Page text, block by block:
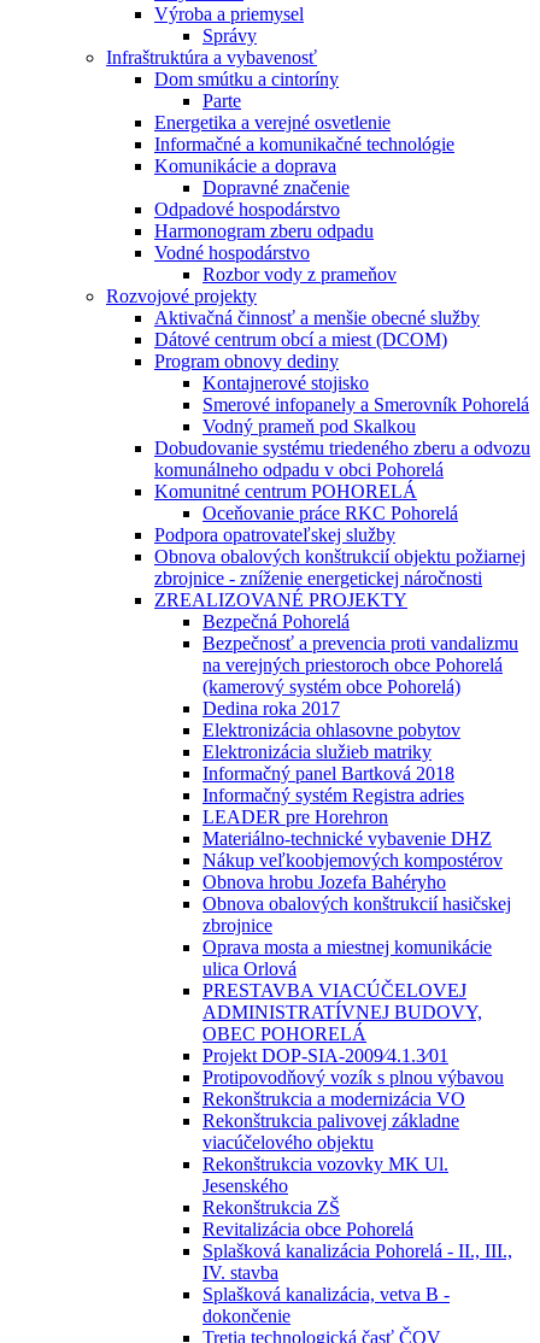
Výroba a priemysel
Správy
Infraštruktúra a vybavenosť
Dom smútku a cintoríny
Parte
Energetika a verejné osvetlenie
Informačné a komunikačné technológie
Komunikácie a doprava
Dopravné značenie
Odpadové hospodárstvo
Harmonogram zberu odpadu
Vodné hospodárstvo
Rozbor vody z prameňov
Rozvojové projekty
Aktivačná činnosť a menšie obecné služby
Dátové centrum obcí a miest (DCOM)
Program obnovy dediny
Kontajnerové stojisko
Smerové infopanely a Smerovník Pohorelá
Vodný prameň pod Skalkou
Dobudovanie systému triedeného zberu a odvozu
komunálneho odpadu v obci Pohorelá
Komunitné centrum POHORELÁ
Oceňovanie práce RKC Pohorelá
Podpora opatrovateľskej služby
Obnova obalových konštrukcií objektu požiarnej
zbrojnice - zníženie energetickej náročnosti
ZREALIZOVANÉ PROJEKTY
Bezpečná Pohorelá
Bezpečnosť a prevencia proti vandalizmu
na verejných priestoroch obce Pohorelá
(kamerový systém obce Pohorelá)
Dedina roka 2017
Elektronizácia ohlasovne pobytov
Elektronizácia služieb matriky
Informačný panel Bartková 2018
Informačný systém Registra adries
LEADER pre Horehron
Materiálno-technické vybavenie DHZ
Nákup veľkoobjemových kompostérov
Obnova hrobu Jozefa Bahéryho
Obnova obalových konštrukcií hasičskej
zbrojnice
Oprava mosta a miestnej komunikácie
ulica Orlová
PRESTAVBA VIACÚČELOVEJ
ADMINISTRATÍVNEJ BUDOVY,
OBEC POHORELÁ
Projekt DOP-SIA-2009⁄4.1.3⁄01
Protipovodňový vozík s plnou výbavou
Rekonštrukcia a modernizácia VO
Rekonštrukcia palivovej základne
viacúčelového objektu
Rekonštrukcia vozovky MK Ul.
Jesenského
Rekonštrukcia ZŠ
Revitalizácia obce Pohorelá
Splašková kanalizácia Pohorelá - II., III.,
IV. stavba
Splašková kanalizácia, vetva B -
dokončenie
Tretia technologická časť ČOV